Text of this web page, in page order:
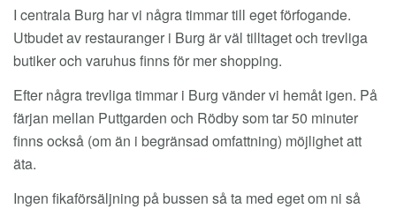
I centrala Burg har vi några timmar till eget förfogande.
Utbudet av restauranger i Burg är väl tilltaget och trevliga
butiker och varuhus finns för mer shopping.
Efter några trevliga timmar i Burg vänder vi hemåt igen. På
färjan mellan Puttgarden och Rödby som tar 50 minuter
finns också (om än i begränsad omfattning) möjlighet att
äta.
Ingen fikaförsäljning på bussen så ta med eget om ni så